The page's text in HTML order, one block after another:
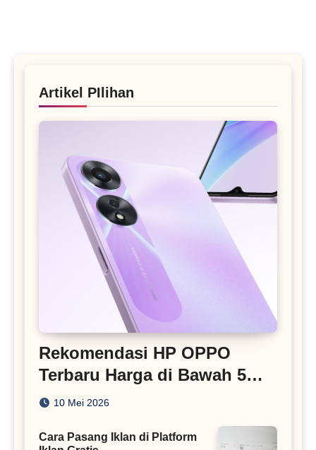
Artikel PIlihan
Rekomendasi HP OPPO
Terbaru Harga di Bawah 5
Juta
10 Mei 2026
Cara Pasang Iklan di Platform